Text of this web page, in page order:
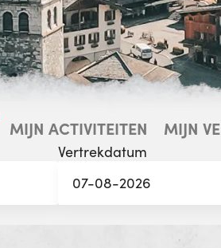
MIJN ACTIVITEITEN MIJN
Vertrekdatum